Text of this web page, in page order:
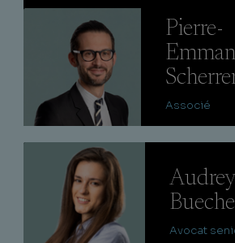
Pierre-
Associé
Audrey
Bueche
Avocat